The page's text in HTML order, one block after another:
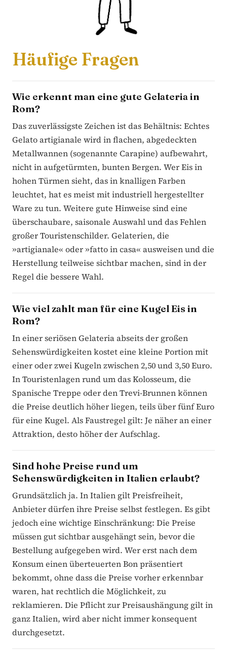
Häufige Fragen
Wie erkennt man eine gute Gelateria in
Rom?
Das zuverlässigste Zeichen ist das Behältnis: Echtes
Gelato artigianale wird in flachen, abgedeckten
Metallwannen (sogenannte Carapine) aufbewahrt,
nicht in aufgetürmten, bunten Bergen. Wer Eis in
hohen Türmen sieht, das in knalligen Farben
leuchtet, hat es meist mit industriell hergestellter
Ware zu tun. Weitere gute Hinweise sind eine
überschaubare, saisonale Auswahl und das Fehlen
großer Touristenschilder. Gelaterien, die
»artigianale« oder »fatto in casa« ausweisen und die
Herstellung teilweise sichtbar machen, sind in der
Regel die bessere Wahl.
Wie viel zahlt man für eine Kugel Eis in
Rom?
In einer seriösen Gelateria abseits der großen
Sehenswürdigkeiten kostet eine kleine Portion mit
einer oder zwei Kugeln zwischen 2,50 und 3,50 Euro.
In Touristenlagen rund um das Kolosseum, die
Spanische Treppe oder den Trevi-Brunnen können
die Preise deutlich höher liegen, teils über fünf Euro
für eine Kugel. Als Faustregel gilt: Je näher an einer
Attraktion, desto höher der Aufschlag.
Sind hohe Preise rund um
Sehenswürdigkeiten in Italien erlaubt?
Grundsätzlich ja. In Italien gilt Preisfreiheit,
Anbieter dürfen ihre Preise selbst festlegen. Es gibt
jedoch eine wichtige Einschränkung: Die Preise
müssen gut sichtbar ausgehängt sein, bevor die
Bestellung aufgegeben wird. Wer erst nach dem
Konsum einen überteuerten Bon präsentiert
bekommt, ohne dass die Preise vorher erkennbar
waren, hat rechtlich die Möglichkeit, zu
reklamieren. Die Pflicht zur Preisaushängung gilt in
ganz Italien, wird aber nicht immer konsequent
durchgesetzt.